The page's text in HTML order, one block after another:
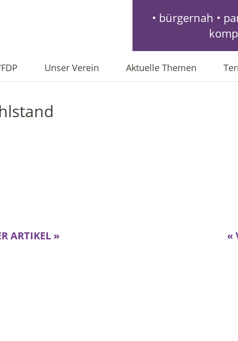
• bürgernah •
Unser Verein Aktuelle Themen
ARTIKEL » «